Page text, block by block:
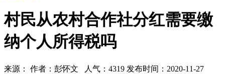
村民从农村合作社分红需要缴
纳个人所得税吗
来源： 作者：彭怀文 人气： 4319 发布时间：2020-11-27